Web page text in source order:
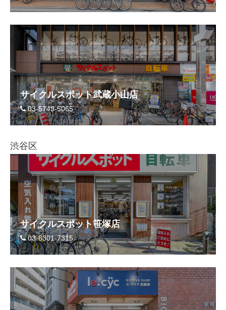
サイクルスポット武蔵小山店
03-5749-5065
渋谷区
サイクルスポット笹塚店
03-6301-7315